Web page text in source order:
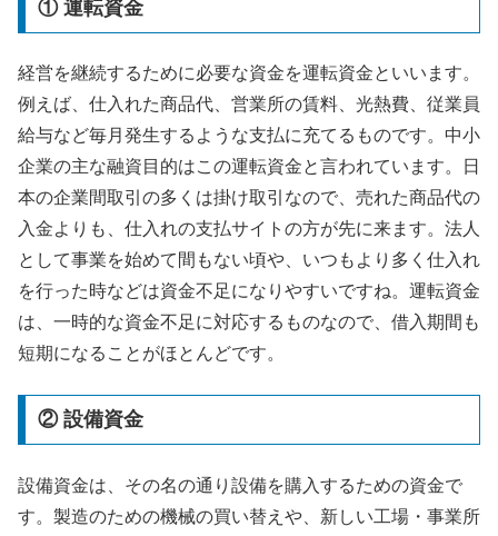
① 運転資金
経営を継続するために必要な資金を運転資金といいます。
例えば、仕入れた商品代、営業所の賃料、光熱費、従業員
給与など毎月発生するような支払に充てるものです。中小
企業の主な融資目的はこの運転資金と言われています。日
本の企業間取引の多くは掛け取引なので、売れた商品代の
入金よりも、仕入れの支払サイトの方が先に来ます。法人
として事業を始めて間もない頃や、いつもより多く仕入れ
を行った時などは資金不足になりやすいですね。運転資金
は、一時的な資金不足に対応するものなので、借入期間も
短期になることがほとんどです。
② 設備資金
設備資金は、その名の通り設備を購入するための資金で
す。製造のための機械の買い替えや、新しい工場・事業所